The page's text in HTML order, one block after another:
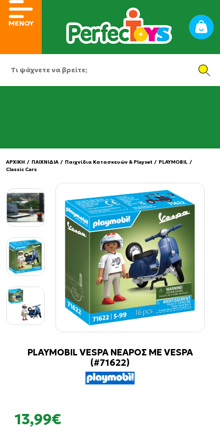
ΜΕΝΟΥ
ΑΡΧΙΚΗ / ΠΑΙΧΝΙΔΙΑ / Παιχνίδια Κατασκευών & Playset / PLAYMOBIL /
Classic Cars
PLAYMOBIL VESPA ΝΕΑΡΟΣ ΜΕ VESPA
(#71622)
13,99€